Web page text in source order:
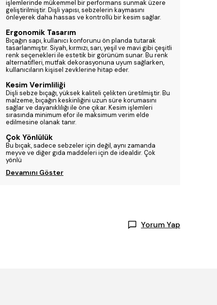
işlemlerinde mükemmel bir performans sunmak üzere
geliştirilmiştir. Dişli yapısı, sebzelerin kaymasını
önleyerek daha hassas ve kontrollü bir kesim sağlar.
Ergonomik Tasarım
Bıçağın sapı, kullanıcı konforunu ön planda tutarak
tasarlanmıştır. Siyah, kırmızı, sarı, yeşil ve mavi gibi çeşitli
renk seçenekleri ile estetik bir görünüm sunar. Bu renk
alternatifleri, mutfak dekorasyonuna uyum sağlarken,
kullanıcıların kişisel zevklerine hitap eder.
Kesim Verimliliği
Dişli sebze bıçağı, yüksek kaliteli çelikten üretilmiştir. Bu
malzeme, bıçağın keskinliğini uzun süre korumasını
sağlar ve dayanıklılığı ile öne çıkar. Kesim işlemleri
sırasında minimum efor ile maksimum verim elde
edilmesine olanak tanır.
Çok Yönlülük
Bu bıçak, sadece sebzeler için değil, aynı zamanda
meyve ve diğer gıda maddeleri için de idealdir. Çok
yönlü
Devamını Göster
Yorum Yap